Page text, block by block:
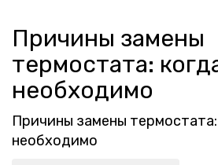
Причины замены
термостата:
необходимо
Причины замены термостата:
необходимо